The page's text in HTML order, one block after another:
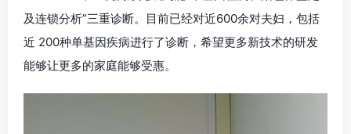
及连锁分析”三重诊断。目前已经对近600余对夫妇，包括
近 200种单基因疾病进行了诊断，希望更多新技术的研发
能够让更多的家庭能够受惠。